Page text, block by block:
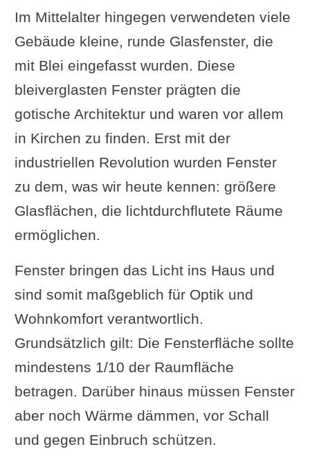
Im Mittelalter hingegen verwendeten viele
Gebäude kleine, runde Glasfenster, die
mit Blei eingefasst wurden. Diese
bleiverglasten Fenster prägten die
gotische Architektur und waren vor allem
in Kirchen zu finden. Erst mit der
industriellen Revolution wurden Fenster
zu dem, was wir heute kennen: größere
Glasflächen, die lichtdurchflutete Räume
ermöglichen.
Fenster bringen das Licht ins Haus und
sind somit maßgeblich für Optik und
Wohnkomfort verantwortlich.
Grundsätzlich gilt: Die Fensterfläche sollte
mindestens 1/10 der Raumfläche
betragen. Darüber hinaus müssen Fenster
aber noch Wärme dämmen, vor Schall
und gegen Einbruch schützen.